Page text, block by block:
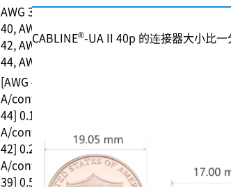
AWG 39 AWG
40 AWG
42 AWG
44 AWG 46
[AWG 46] 0.15
A/contact
44] 0.19
A/contact
[AWG
42] 0.2
A/contact
[AWG
39] 0.5
CABLINE®-UA II 40p 的连接器大小